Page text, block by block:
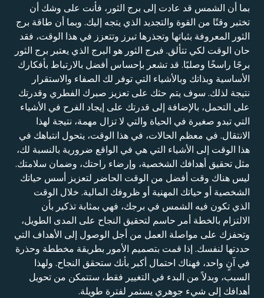
بما أن الشمس قد عادت إلى برج الثور، فأنت على وشك أن
تختبر وقتًا من القوة والتجديد الذي يتجه إليك. وبما أن طاقة برج
الثور المعروفة بثباتها وتجذرها تبرز وتتعزز في هذا الوقت، فقد
حان الوقت لكي تتألق. فبرج الثور هو البرج الذي يعتبر برج الثور
برجًا راسخًا وصلبًا. قد تشعر بإحساس أفضل بالارتباط بأفكارك
الأساسية وبذاتك وبالأشياء التي توفر لك الصفاء والاستقرار
نتيجة لذلك. سوف يتم حثك على تعزيز صبرك الفطري وقدرتك
على التحمل، بالإضافة إلى قدرتك على إيجاد الفرح في الأشياء
التي تبدو صغيرة في الحياة والتي لا تزال مهمة، نتيجة لهذا
الانتقال. في معظم الحالات، في هذا الوقت، يتحول انتباهك في
هذا الوقت إلى الأشياء التي هي في الواقع ضرورية بالنسبة لك،
مثل تحقيق أهدافك الشخصية، وإرضاء راحتك، وضمان سلامتك.
ليس هناك وقت أفضل من الوقت الحاضر لتعزيز أسس حياتك
الشخصية أو حياتك المهنية أو ظروفك المالية. خلال الوقت
الذي تكون فيه الشمس في برجك، فهي بمثابة تذكير بأن
الالتزام بالخطة أمر حاسم لتحقيق النجاح على المدى الطويل،
وتحفزك على مواصلة العمل من أجل الوصول إلى الأهداف التي
حددتها لنفسك. إذا قمت بتصميم الأمور بطريقة مخططة وحذرة
في آنٍ واحد، فهناك احتمال أكبر بأنك ستحقق النجاح. ولهذا
السبب، وبدلاً من البدء في التغيير فقط، ستتمكن من تحويل
أهدافك إلى شيء جوهري يستمر لفترة طويلة.